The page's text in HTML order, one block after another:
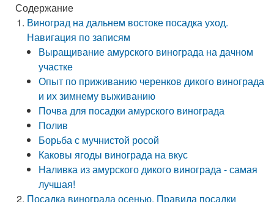
Содержание
Виноград на дальнем востоке посадка уход.
Навигация по записям
Выращивание амурского винограда на дачном
участке
Опыт по приживанию черенков дикого винограда
и их зимнему выживанию
Почва для посадки амурского винограда
Полив
Борьба с мучнистой росой
Каковы ягоды винограда на вкус
Наливка из амурского дикого винограда - самая
лучшая!
Посадка винограда осенью. Правила посадки